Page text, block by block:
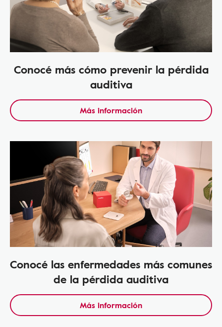
Conocé más cómo prevenir la pérdida
auditiva
Más información
Conocé las enfermedades más comunes
de la pérdida auditiva
Más información